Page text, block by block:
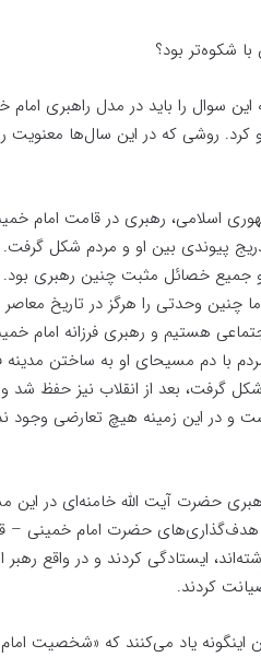
با شکوه‌تر بود؟
سوال را باید در مدل راهبری
روشی که در این سال‌ها معنویت را
اسلامی، رهبری در قامت امام
پیوندی بین او و مردم شکل گرفت.
خصائل مثبت چنین رهبری بود.
چنین وحدتی را هرگز در تاریخ
هستیم و رهبری فرزانه امام
با دم مسیحای او به ساختن مدینه
شکل گرفت، بعد از انقلاب نیز حفظ
و در این زمینه هیچ تعارضی وجود
حضرت آیت الله خامنه‌ای در
هدف‌گذاری‌های حضرت امام خمینی –
ایستادگی کردند و در واقع
کردند.
اینگونه یاد می‌کنند که «شخصیت